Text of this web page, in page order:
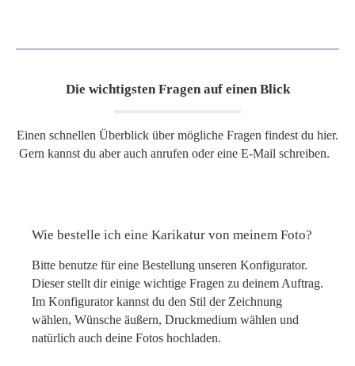
Die wichtigsten Fragen auf einen Blick
Einen schnellen Überblick über mögliche Fragen findest du hier.
Gern kannst du aber auch anrufen oder eine E-Mail schreiben.
Wie bestelle ich eine Karikatur von meinem Foto?
Bitte benutze für eine Bestellung unseren Konfigurator.
Dieser stellt dir einige wichtige Fragen zu deinem Auftrag.
Im Konfigurator kannst du den Stil der Zeichnung
wählen, Wünsche äußern, Druckmedium wählen und
natürlich auch deine Fotos hochladen.